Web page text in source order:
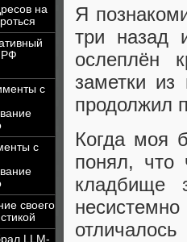
на
РФ
с
с
своего
LLM-
Я
три назад
ослеплён
заметки из
продолжил
Когда моя
понял, что
кладбище